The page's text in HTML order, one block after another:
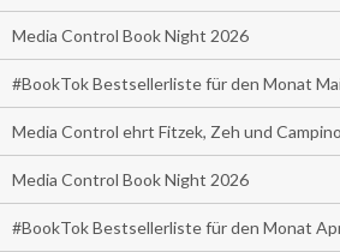
Media Control Book Night 2026
#BookTok Bestsellerliste für den Monat
Media Control ehrt Fitzek, Zeh und
Media Control Book Night 2026
#BookTok Bestsellerliste für den Monat